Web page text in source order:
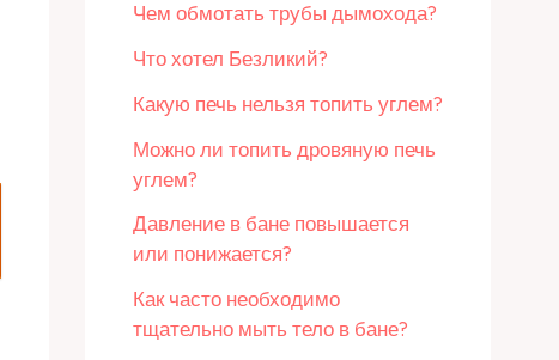
Чем обмотать трубы дымохода?
Что хотел Безликий?
Какую печь нельзя топить углем?
Можно ли топить дровяную печь
углем?
Давление в бане повышается
или понижается?
Как часто необходимо
тщательно мыть тело в бане?